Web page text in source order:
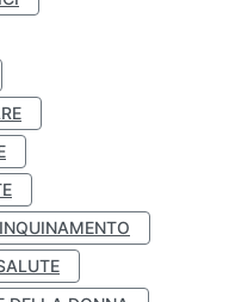
INQUINAMENTO